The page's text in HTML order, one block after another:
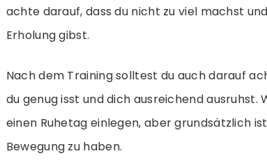
achte darauf, dass du nicht zu viel machst
Erholung gibst.
Nach dem Training solltest du auch darauf
du genug isst und dich ausreichend
einen Ruhetag einlegen, aber grundsätzlich
Bewegung zu haben.